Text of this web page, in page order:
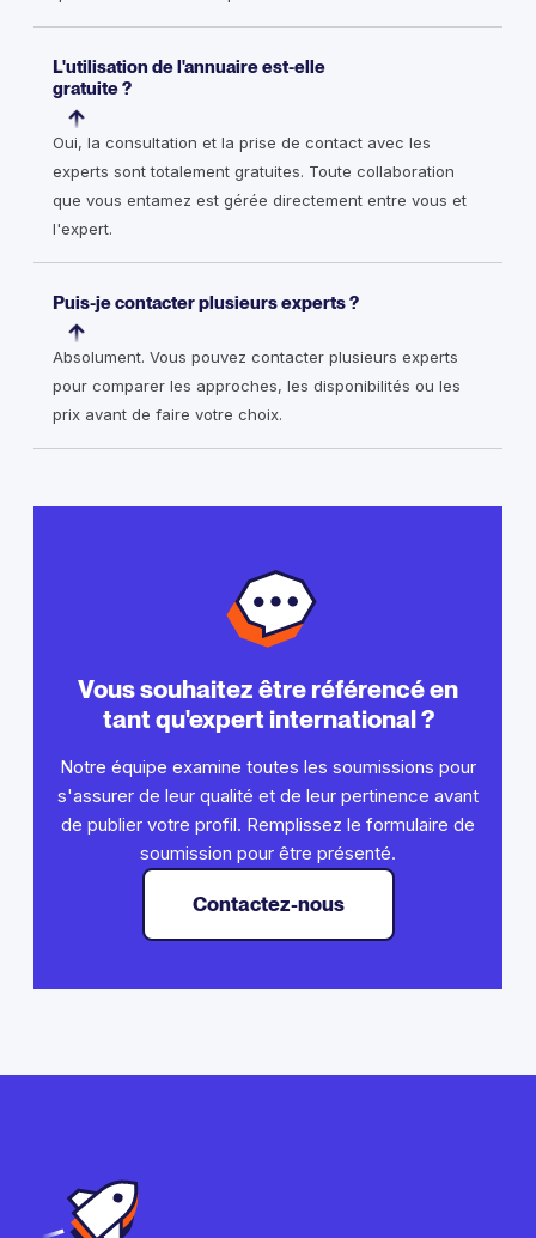
L'utilisation de l'annuaire est-elle
gratuite ?
Oui, la consultation et la prise de contact avec les
experts sont totalement gratuites. Toute collaboration
que vous entamez est gérée directement entre vous et
l'expert.
Puis-je contacter plusieurs experts ?
Absolument. Vous pouvez contacter plusieurs experts
pour comparer les approches, les disponibilités ou les
prix avant de faire votre choix.
Vous souhaitez être référencé en
tant qu'expert international ?
Notre équipe examine toutes les soumissions pour
s'assurer de leur qualité et de leur pertinence avant
de publier votre profil. Remplissez le formulaire de
soumission pour être présenté.
Contactez-nous